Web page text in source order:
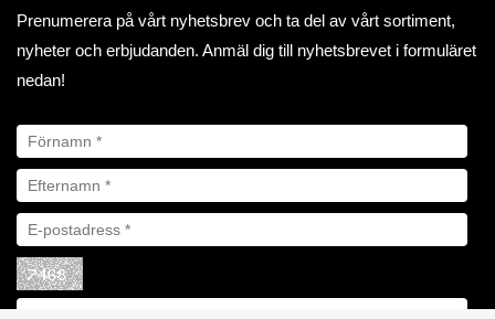
Prenumerera på vårt nyhetsbrev och ta del av vårt sortiment,
nyheter och erbjudanden. Anmäl dig till nyhetsbrevet i formuläret
nedan!